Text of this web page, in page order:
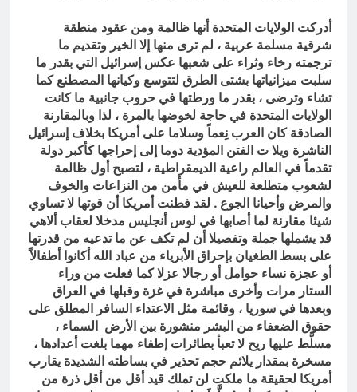
أدركت الولايات المتحدة أنها ظالمة ومن عقود منطقة
شرقية مسلمة عربية ، لم ترى منها إلا الخير وتقديم ما
ترجمته رخاء وثراء على شعبها عكس إسرائيل التي بقدر ما
سلبت ميزانياتها بشتى الطرق لتتوسع وكيانها المصطنع كما
تشاء وترضى ، بقدر ما ورطتها في حروب جانبية ما كانت
الولايات المتحدة في حاجة لخوضها بالمرة ، لذا وبالمقارنة
الصادقة كان العرب نِعماً وسلاما على أمريكا بخلاف إسرائيل
الناشرة ويلا ت الفتن المؤدية دوما إلى إحراجها كأكبر دولة
تقدماً في العالم راعية الديمقراطية ، لتصبح أول ظالمة
لشعوب متطلعة للعيش في مأمن من النزاعات والخوف
والمرض وأحيانا الجوع . لقد فطنت أمريكا أن قوتها لا تساوي
شيئا مقارنة لما أصابها في لوس أنجليس مدخلا لعقاب ألاهي
قد يشملها جملة وتفصيلا أن لم تكف عن ما تدعيه من قدرتها
على بسط الطغيان بإحراق الأبرياء من عباد الله أكانوا أطفالاً
أو عجزة نساء حوامل أو رجالا عزلا كما فعلت من وراء
الستار مرات وأخرى مباشرة في غزة وقبلها في العراق
وبعدها في سوريا ، وقائمة مثل الاعتداء السافر المطلق على
حقوق الضعفاء من البشر منشورة بين الأرض السماء ،
مسلَّط عليها ريح لا تعبأ بطائرات إطفاء مهما بلغت أعدادها ،
مسخرة بمقدار يلائم حجم تحذير في بساطته الشديدة يقارب
أمريكا لحقيقة ما ملكت لن تملك قيد أقل من أقل ذرة من